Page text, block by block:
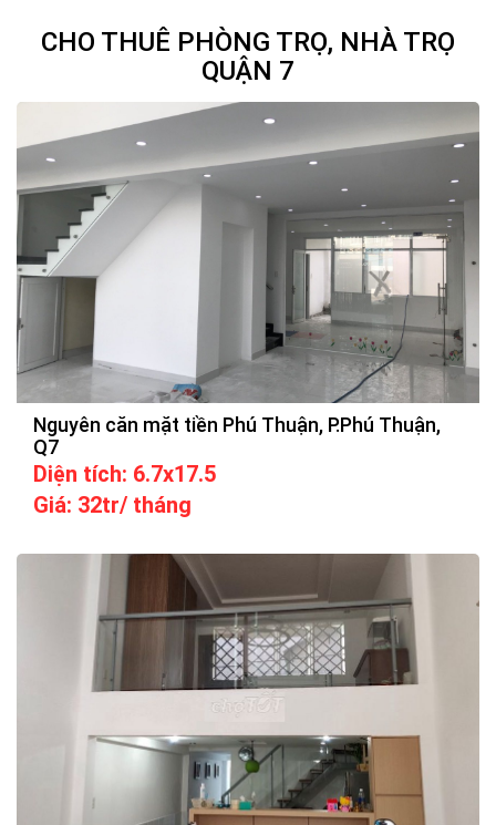
CHO THUÊ PHÒNG TRỌ, NHÀ TRỌ
QUẬN 7
Nguyên căn mặt tiền Phú Thuận, P.Phú Thuận,
Q7
Diện tích: 6.7x17.5
Giá: 32tr/ tháng